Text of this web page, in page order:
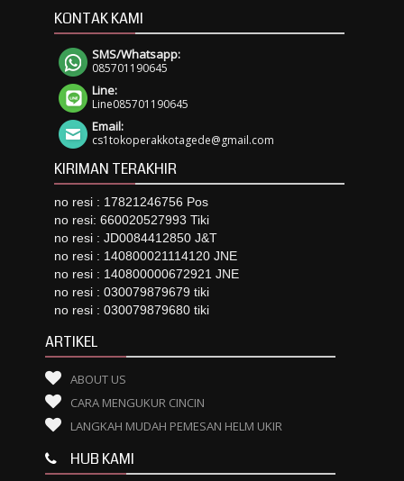
KONTAK KAMI
SMS/Whatsapp:
085701190645
Line:
Line085701190645
Email:
cs1tokoperakkotagede@gmail.com
KIRIMAN TERAKHIR
no resi : 17821246756 Pos
no resi: 660020527993 Tiki
no resi : JD0084412850 J&T
no resi : 140800021114120 JNE
no resi : 140800000672921 JNE
no resi : 030079879679 tiki
no resi : 030079879680 tiki
ARTIKEL
ABOUT US
CARA MENGUKUR CINCIN
LANGKAH MUDAH PEMESAN HELM UKIR
HUB KAMI